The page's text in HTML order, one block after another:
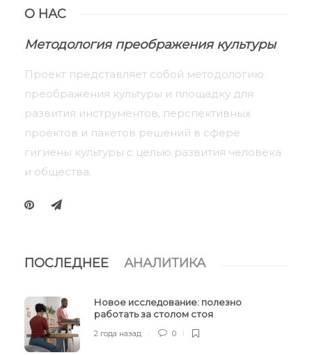
О НАС
Методология преображения культуры
Проект представляет собой методологию
преображения культуры и площадку для
развития инструментов, перспективных
проектов и пакетов решений в сфере
гигиены культуры с целью развития человека
и общества.
ПОСЛЕДНЕЕ АНАЛИТИКА
Новое исследование: полезно
работать за столом стоя
2 года назад 0